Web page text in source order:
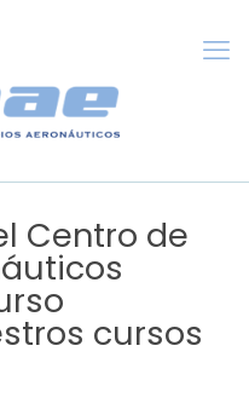
Centro de
cursos